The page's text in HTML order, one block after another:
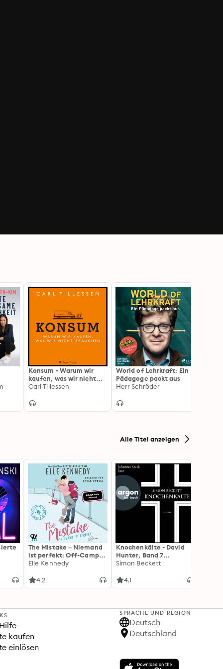
Konsum - Warum wir
kaufen, was wir nicht
brauchen (ungekürzt):
wir nicht brauchen
Carl Tillessen
World of Lehrkraft: Ein
Pädagoge packt aus
Herr Schröder
Alle Titel anzeigen
The Mistake – Niemand
ist perfekt: Off-Campus
2 | Roman
Elle Kennedy
4.2
Knochenkälte - David
Hunter, Band 7
(Ungekürzte Lesung)
Simon Beckett
4.1
kaufen
einlösen
SPRACHE UND REGION
Deutsch
Deutschland